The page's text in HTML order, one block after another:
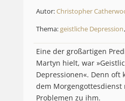
Autor:Christopher
Thema:geistliche Depression,
Eine der großartigen
Martyn hielt, war
Depressionen«. Denn oft
dem Morgengottesdienst
Problemen zu ihm.